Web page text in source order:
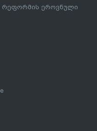
რეფორმის ეროვნული